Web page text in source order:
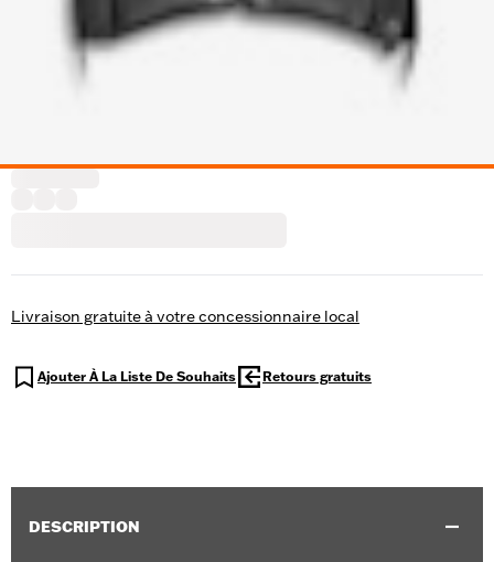
Livraison gratuite à votre concessionnaire local
Ajouter À La Liste De Souhaits Retours gratuits
DESCRIPTION